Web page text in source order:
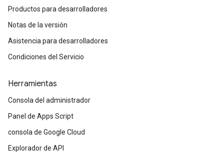
Productos para desarrolladores
Notas de la versión
Asistencia para desarrolladores
Condiciones del Servicio
Herramientas
Consola del administrador
Panel de Apps Script
consola de Google Cloud
Explorador de API